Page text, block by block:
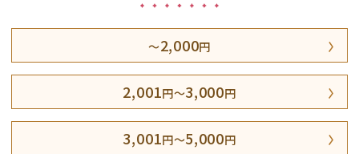
～2,000円
2,001円～3,000円
3,001円～5,000円